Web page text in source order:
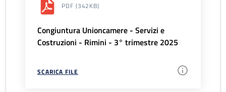
PDF (342KB)
Congiuntura Unioncamere - Servizi e
Costruzioni - Rimini - 3° trimestre 2025
SCARICA FILE